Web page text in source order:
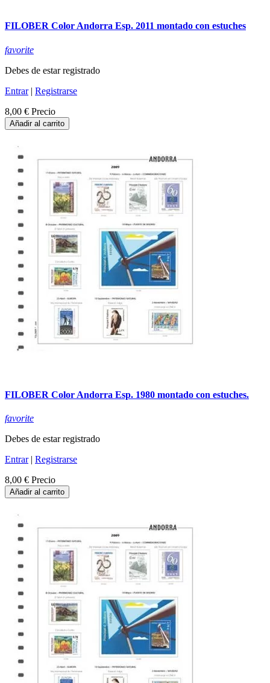
FILOBER Color Andorra Esp. 2011 montado con estuches
favorite
Debes de estar registrado
Entrar| Registrarse
8,00 € Precio
Añadir al carrito
FILOBER Color Andorra Esp. 1980 montado con estuches.
favorite
Debes de estar registrado
Entrar| Registrarse
8,00 € Precio
Añadir al carrito